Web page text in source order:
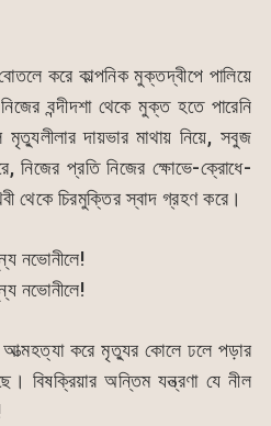
করে কাল্পনিক মুক্তদ্বীপে পালিয়ে
বন্দীদশা থেকে মুক্ত হতে পারেনি
দায়ভার মাথায় নিয়ে, সবুজ
নিজের প্রতি নিজের ক্ষোভে-ক্রোধে-
থেকে চিরমুক্তির স্বাদ গ্রহণ করে।
নভোনীলে!
নভোনীলে!
আত্মহত্যা করে মৃত্যুর কোলে ঢলে পড়ার
বিষক্রিয়ার অন্তিম যন্ত্রণা যে নীল